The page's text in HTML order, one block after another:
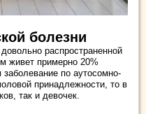
болезни
распространенной
живет примерно 20%
по аутосомно-
принадлежности, то в
так и девочек.